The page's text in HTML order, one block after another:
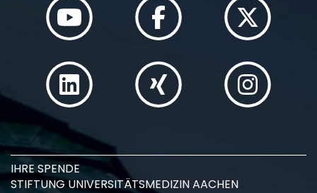
IHRE SPENDE
STIFTUNG UNIVERSITÄTSMEDIZIN AACHEN